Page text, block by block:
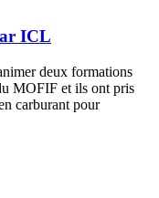
ICL
deux formations
MOFIF et ils ont pris
carburant pour